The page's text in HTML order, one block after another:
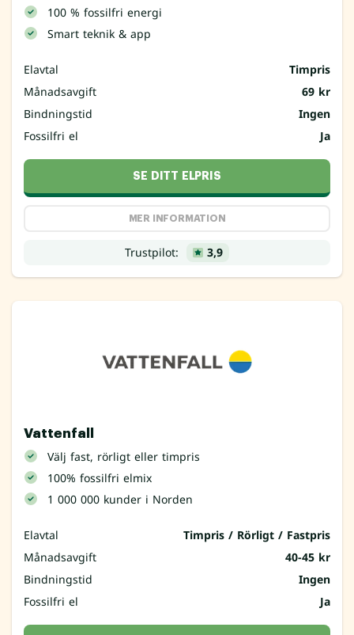
100 % fossilfri energi
Smart teknik & app
Elavtal
Timpris
Månadsavgift
69 kr
Bindningstid
Ingen
Fossilfri el
Ja
SE DITT ELPRIS
MER INFORMATION
Trustpilot: 3,9
Vattenfall
Välj fast, rörligt eller timpris
100% fossilfri elmix
1 000 000 kunder i Norden
Elavtal
Timpris / Rörligt / Fastpris
Månadsavgift
40-45 kr
Bindningstid
Ingen
Fossilfri el
Ja